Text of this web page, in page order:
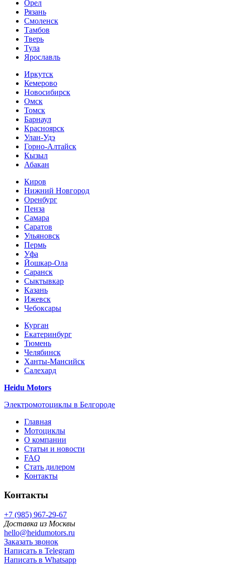
Орел
Рязань
Смоленск
Тамбов
Тверь
Тула
Ярославль
Иркутск
Кемерово
Новосибирск
Омск
Томск
Барнаул
Красноярск
Улан-Удэ
Горно-Алтайск
Кызыл
Абакан
Киров
Нижний Новгород
Оренбург
Пенза
Самара
Саратов
Ульяновск
Пермь
Уфа
Йошкар-Ола
Саранск
Сыктывкар
Казань
Ижевск
Чебоксары
Курган
Екатеринбург
Тюмень
Челябинск
Ханты-Мансийск
Салехард
Heidu Motors
Электромотоциклы в Белгороде
Главная
Мотоциклы
О компании
Статьи и новости
FAQ
Стать дилером
Контакты
Контакты
+7 (985) 967-29-67
Доставка из Москвы
hello@heidumotors.ru
Заказать звонок
Написать в Telegram
Написать в Whatsapp